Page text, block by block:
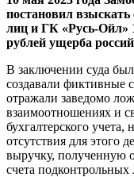
постановил
лиц и ГК «Русь-Ойл»
рублей ущерба
В заключении суда
создавали фиктивные
отражали заведомо
взаимоотношениях и
бухгалтерского
отсутствия для этого
выручку, полученную
счета подконтрольных